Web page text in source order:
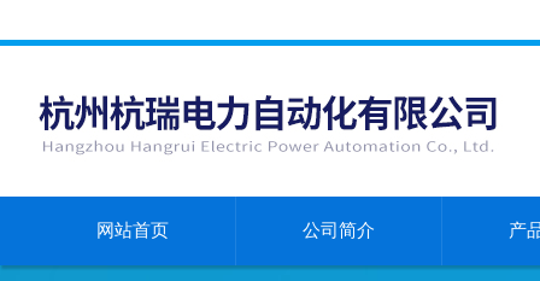
网站首页 公司简介 产